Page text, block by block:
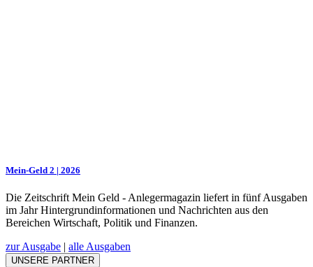
Mein-Geld 2 | 2026
Die Zeitschrift Mein Geld - Anlegermagazin liefert in fünf Ausgaben
im Jahr Hintergrundinformationen und Nachrichten aus den
Bereichen Wirtschaft, Politik und Finanzen.
zur Ausgabe | alle Ausgaben
UNSERE PARTNER